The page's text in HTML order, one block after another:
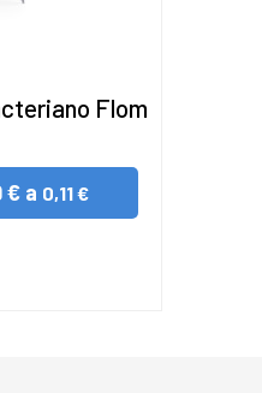
Flom
€ a 0,11 €